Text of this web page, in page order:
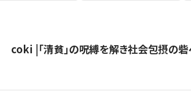
coki |「清貧」の呪縛を解き社会包摂の